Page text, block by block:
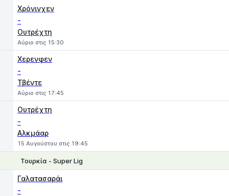
Χρόνινχεν
-
Ουτρέχτη
Αύριο στις 15:30
Χερενφεν
-
Τβέντε
Αύριο στις 17:45
Ουτρέχτη
-
Αλκμάαρ
15 Αυγούστου στις 19:45
Τουρκία - Super Lig
Γαλατασαράι
-